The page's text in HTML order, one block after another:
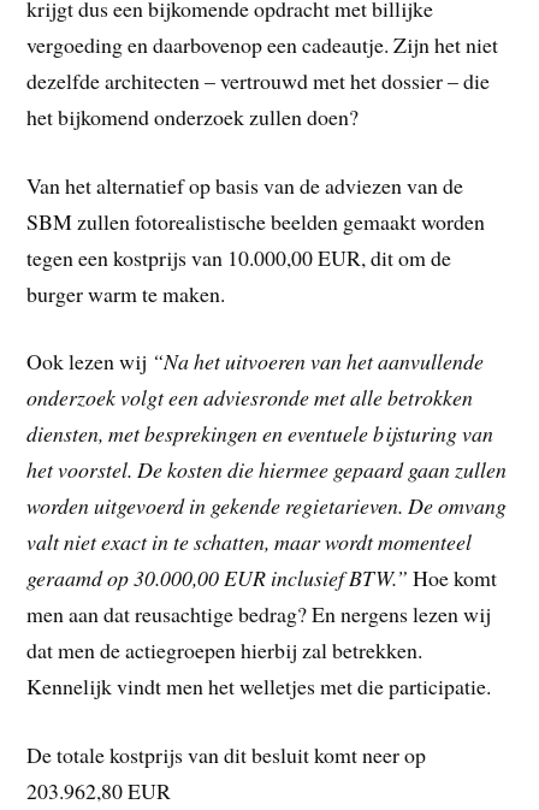
krijgt dus een bijkomende opdracht met billijke
vergoeding en daarbovenop een cadeautje. Zijn het niet
dezelfde architecten – vertrouwd met het dossier – die
het bijkomend onderzoek zullen doen?
Van het alternatief op basis van de adviezen van de
SBM zullen fotorealistische beelden gemaakt worden
tegen een kostprijs van 10.000,00 EUR, dit om de
burger warm te maken.
Ook lezen wij “Na het uitvoeren van het aanvullende
onderzoek volgt een adviesronde met alle betrokken
diensten, met besprekingen en eventuele bijsturing van
het voorstel. De kosten die hiermee gepaard gaan zullen
worden uitgevoerd in gekende regietarieven. De omvang
valt niet exact in te schatten, maar wordt momenteel
geraamd op 30.000,00 EUR inclusief BTW.” Hoe komt
men aan dat reusachtige bedrag? En nergens lezen wij
dat men de actiegroepen hierbij zal betrekken.
Kennelijk vindt men het welletjes met die participatie.
De totale kostprijs van dit besluit komt neer op
203.962,80 EUR